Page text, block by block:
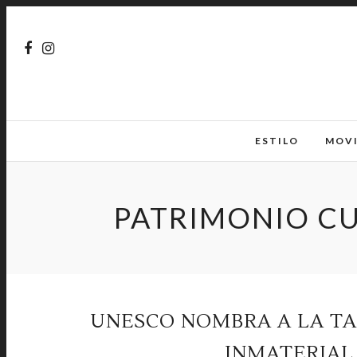
ESTILO
PATRIMONIO
UNESCO NOMBRA A LA